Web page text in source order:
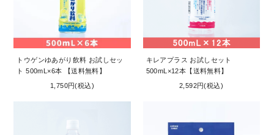
トウゲンゆあがり飲料 お試しセッ
ト 500mL×6本 【送料無料】
1,750円(税込)
キレアプラス お試しセット
500mL×12本【送料無料】
2,592円(税込)